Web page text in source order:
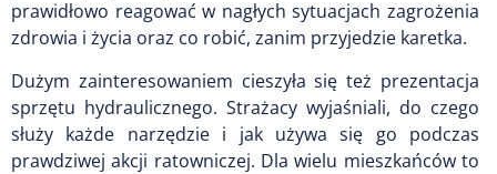
prawidłowo reagować w nagłych sytuacjach zagrożenia
zdrowia i życia oraz co robić, zanim przyjedzie karetka.
Dużym zainteresowaniem cieszyła się też prezentacja
sprzętu hydraulicznego. Strażacy wyjaśniali, do czego
służy każde narzędzie i jak używa się go podczas
prawdziwej akcji ratowniczej. Dla wielu mieszkańców to